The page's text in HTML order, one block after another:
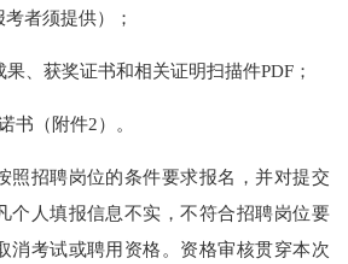
者须提供）；
获奖证书和相关证明扫描件PDF；
（附件2）。
招聘岗位的条件要求报名，并对提交
个人填报信息不实，不符合招聘岗位要
消考试或聘用资格。资格审核贯穿本次